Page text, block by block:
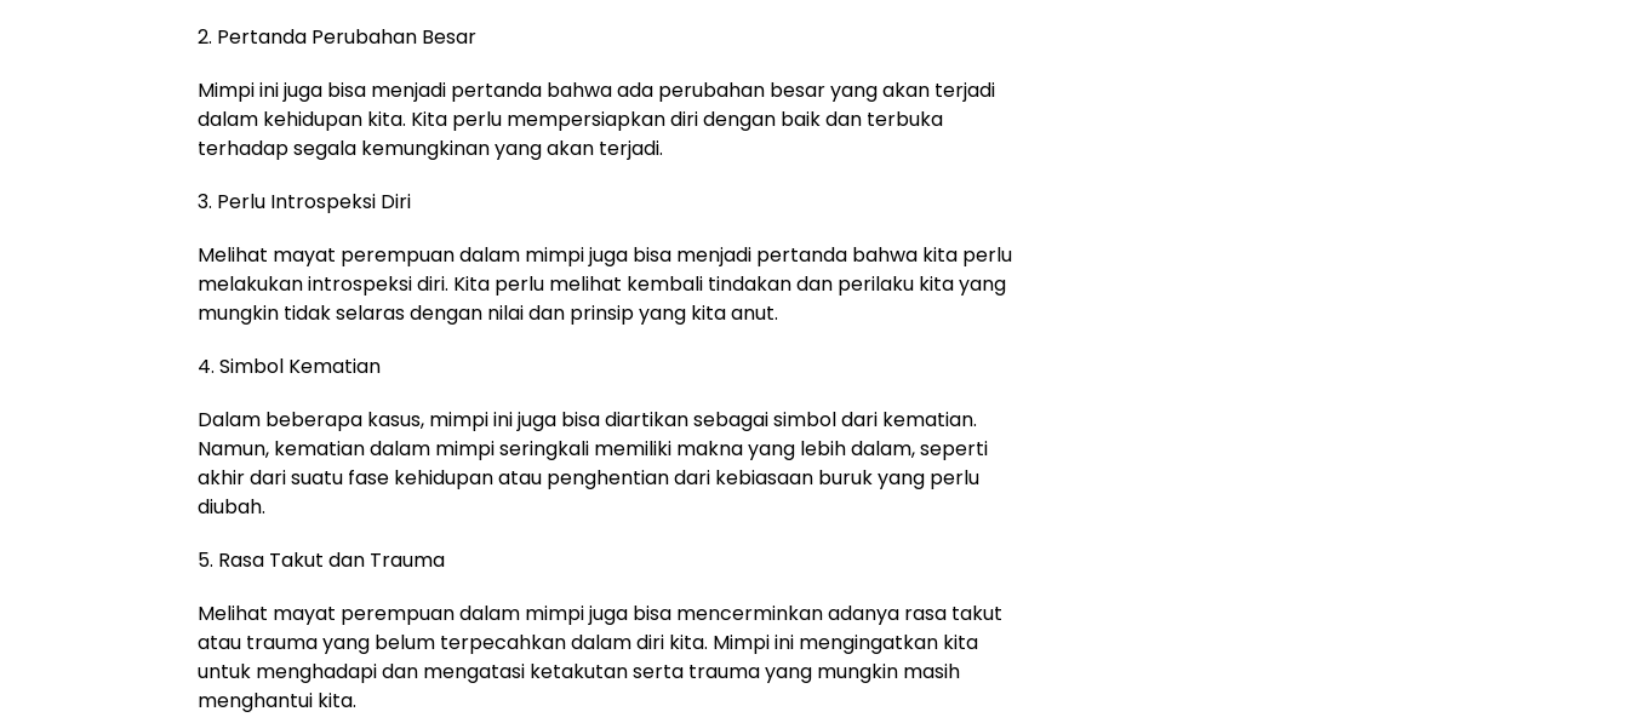
2. Pertanda Perubahan Besar
Mimpi ini juga bisa menjadi pertanda bahwa ada perubahan besar yang akan terjadi
dalam kehidupan kita. Kita perlu mempersiapkan diri dengan baik dan terbuka
terhadap segala kemungkinan yang akan terjadi.
3. Perlu Introspeksi Diri
Melihat mayat perempuan dalam mimpi juga bisa menjadi pertanda bahwa kita perlu
melakukan introspeksi diri. Kita perlu melihat kembali tindakan dan perilaku kita yang
mungkin tidak selaras dengan nilai dan prinsip yang kita anut.
4. Simbol Kematian
Dalam beberapa kasus, mimpi ini juga bisa diartikan sebagai simbol dari kematian.
Namun, kematian dalam mimpi seringkali memiliki makna yang lebih dalam, seperti
akhir dari suatu fase kehidupan atau penghentian dari kebiasaan buruk yang perlu
diubah.
5. Rasa Takut dan Trauma
Melihat mayat perempuan dalam mimpi juga bisa mencerminkan adanya rasa takut
atau trauma yang belum terpecahkan dalam diri kita. Mimpi ini mengingatkan kita
untuk menghadapi dan mengatasi ketakutan serta trauma yang mungkin masih
menghantui kita.